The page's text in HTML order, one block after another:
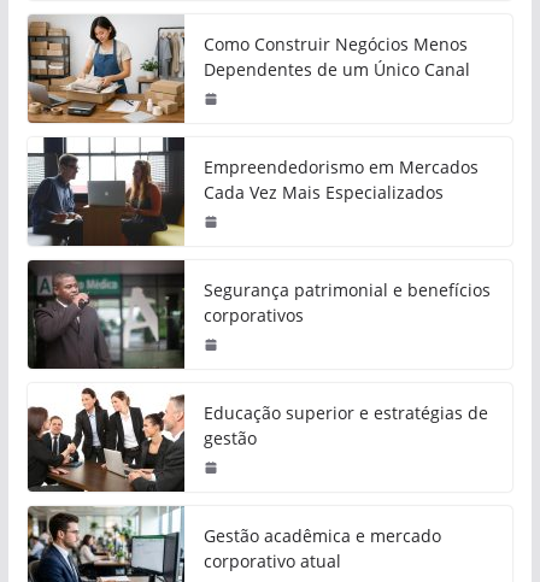
Como Construir Negócios Menos
Dependentes de um Único Canal
Empreendedorismo em Mercados
Cada Vez Mais Especializados
Segurança patrimonial e benefícios
corporativos
Educação superior e estratégias de
gestão
Gestão acadêmica e mercado
corporativo atual